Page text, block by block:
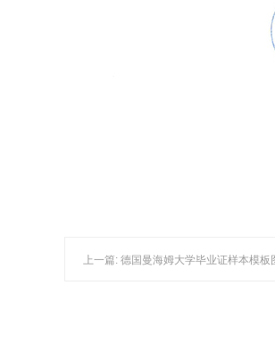
上一篇: 德国曼海姆大学毕业证样本模板